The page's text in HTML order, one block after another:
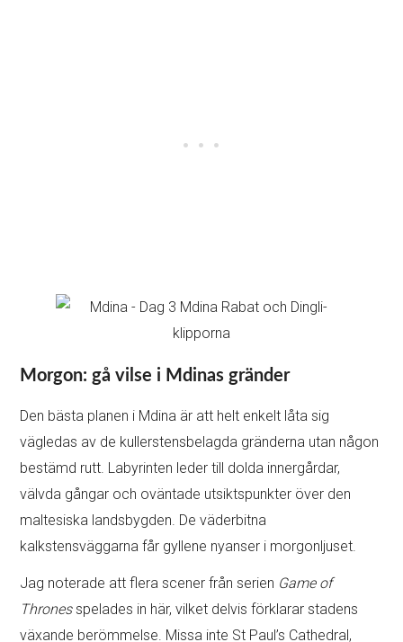
Morgon: gå vilse i Mdinas gränder
Den bästa planen i Mdina är att helt enkelt låta sig
vägledas av de kullerstensbelagda gränderna utan någon
bestämd rutt. Labyrinten leder till dolda innergårdar,
välvda gångar och oväntade utsiktspunkter över den
maltesiska landsbygden. De väderbitna
kalkstensväggarna får gyllene nyanser i morgonljuset.
Jag noterade att flera scener från serien Game of
Thronesspelades in här, vilket delvis förklarar stadens
växande berömmelse. Missa inte St Paul’s Cathedral,